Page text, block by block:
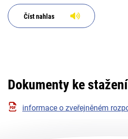
Číst nahlas
Dokumenty ke stažení
informace o zveřejněném